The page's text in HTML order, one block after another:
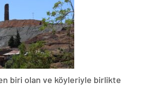
biri olan ve köyleriyle birlikte